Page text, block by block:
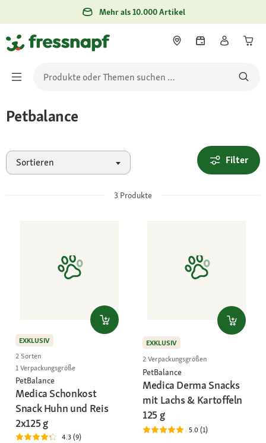
Mehr als 10.000 Artikel
Petbalance
Sortieren Filter
3 Produkte
EXKLUSIV
2 Sorten
1 Verpackungsgröße
PetBalance
Medica Schonkost
Snack Huhn und Reis
2x125 g
4.3 (9)
EXKLUSIV
2 Verpackungsgrößen
PetBalance
Medica Derma Snacks
mit Lachs & Kartoffeln
125 g
5.0 (1)